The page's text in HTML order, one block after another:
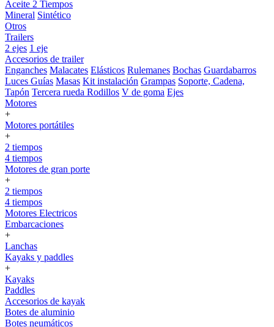
Aceite 2 Tiempos
Mineral Sintético
Otros
Trailers
2 ejes 1 eje
Accesorios de trailer
Enganches Malacates Elásticos Rulemanes Bochas Guardabarros
Luces Guías Masas Kit instalación Grampas Soporte, Cadena,
Tapón Tercera rueda Rodillos V de goma Ejes
Motores
+
Motores portátiles
+
2 tiempos
4 tiempos
Motores de gran porte
+
2 tiempos
4 tiempos
Motores Electricos
Embarcaciones
+
Lanchas
Kayaks y paddles
+
Kayaks
Paddles
Accesorios de kayak
Botes de aluminio
Botes neumáticos